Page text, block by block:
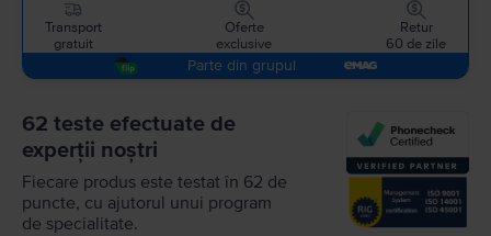
Transport
gratuit
Oferte
exclusive
Retur
60 de zile
Parte din grupul
62 teste efectuate de
experții noștri
Fiecare produs este testat în 62 de
puncte, cu ajutorul unui program
de specialitate.